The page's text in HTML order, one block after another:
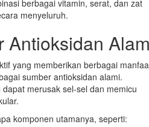
berbagai vitamin, serat, dan zat
menyeluruh.
Antioksidan
yang memberikan berbagai
sumber antioksidan alami.
merusak sel-sel dan memicu
komponen utamanya, seperti: